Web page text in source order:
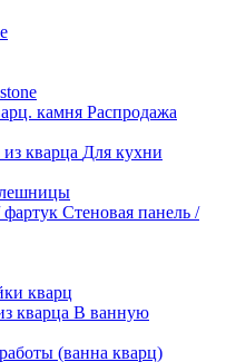
Распродажа
Для кухни
Стеновая панель /
кварц
В ванную